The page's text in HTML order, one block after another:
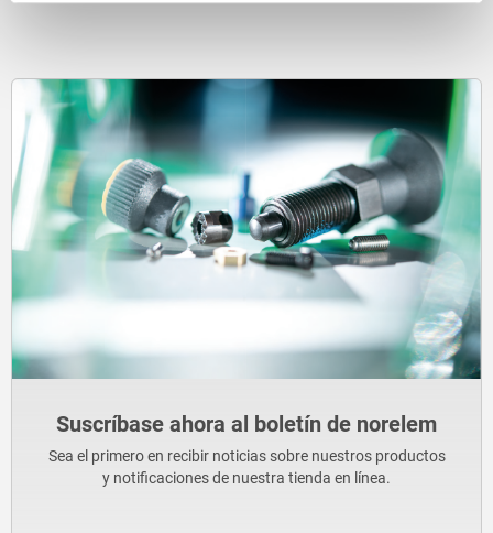
Suscríbase ahora al boletín de norelem
Sea el primero en recibir noticias sobre nuestros productos
y notificaciones de nuestra tienda en línea.